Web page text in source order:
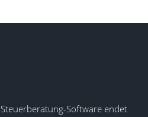
Software endet